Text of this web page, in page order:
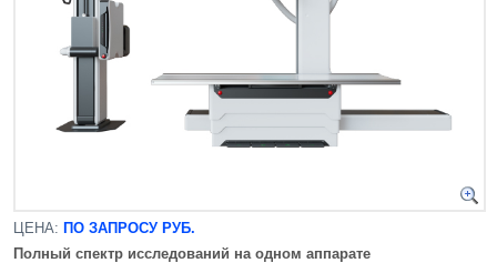
ЦЕНА: ПО ЗАПРОСУ РУБ.
Полный спектр исследований на одном аппарате